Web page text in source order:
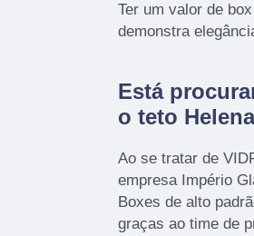
Ter um valor de
demonstra
Está
o teto
Ao se tratar de
empresa Império
Boxes de alto
graças ao time de